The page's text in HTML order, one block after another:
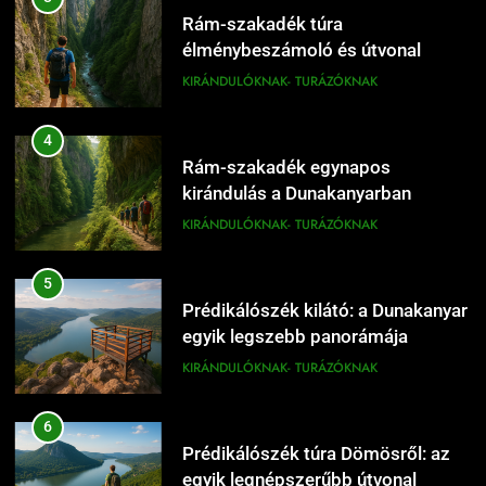
KIRÁNDULÓKNAK- TURÁZÓKNAK
17
KIRÁNDULÓKNAK- TURÁZÓKNAK
18
KIRÁNDULÓKNAK- TURÁZÓKNAK
19
KIRÁNDULÓKNAK- TURÁZÓKNAK
Rám-szakadék túra
élménybeszámoló és útvonal
tippek
KIRÁNDULÓKNAK- TURÁZÓKNAK
4
Rám-szakadék egynapos
kirándulás a Dunakanyarban
KIRÁNDULÓKNAK- TURÁZÓKNAK
5
Prédikálószék kilátó: a Dunakanyar
egyik legszebb panorámája
KIRÁNDULÓKNAK- TURÁZÓKNAK
6
Prédikálószék túra Dömösről: az
egyik legnépszerűbb útvonal